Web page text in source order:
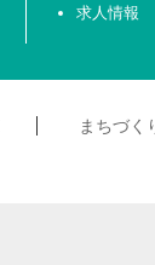
求人情報
まちづく